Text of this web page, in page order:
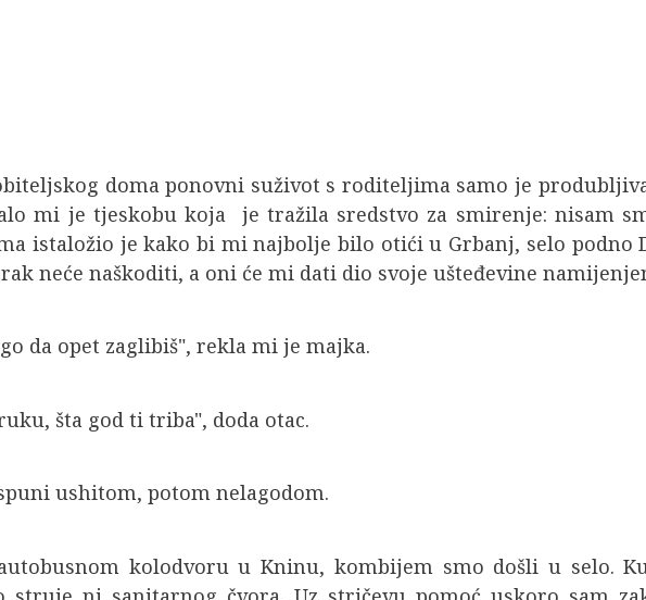
doma ponovni suživot s roditeljima samo je
mi je tjeskobu koja je tražila sredstvo za smirenje: nisam
istaložio je kako bi mi najbolje bilo otići u Grbanj, selo podno
neće naškoditi, a oni će mi dati dio svoje ušteđevine
da opet zaglibiš", rekla mi je majka.
šta god ti triba", doda otac.
ushitom, potom nelagodom.
kolodvoru u Kninu, kombijem smo došli u selo.